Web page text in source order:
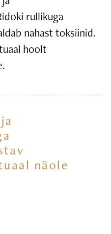
rullikuga
nahast toksiinid.
hoolt
näole